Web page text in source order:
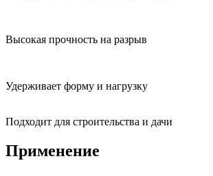
Высокая прочность на разрыв
Удерживает форму и нагрузку
Подходит для строительства и дачи
Применение